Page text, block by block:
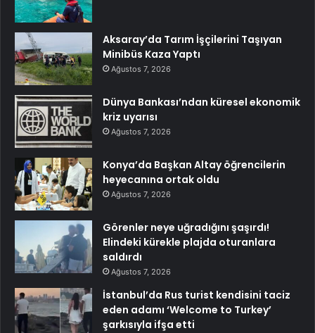
Aksaray’da Tarım İşçilerini Taşıyan
Minibüs Kaza Yaptı
Ağustos 7, 2026
Dünya Bankası’ndan küresel ekonomik
kriz uyarısı
Ağustos 7, 2026
Konya’da Başkan Altay öğrencilerin
heyecanına ortak oldu
Ağustos 7, 2026
Görenler neye uğradığını şaşırdı!
Elindeki kürekle plajda oturanlara
saldırdı
Ağustos 7, 2026
İstanbul’da Rus turist kendisini taciz
eden adamı ‘Welcome to Turkey’
şarkısıyla ifşa etti